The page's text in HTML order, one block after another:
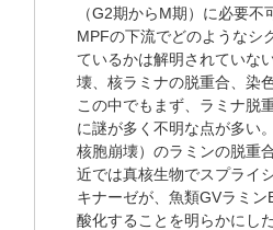
（G2期からM期）に必要不
MPFの下流でどのようなシ
ているかは解明されていな
壊、核ラミナの脱重合、染
この中でもまず、ラミナ脱
に謎が多く不明な点が多い
核胞崩壊）のラミンの脱重
近では真核生物でスプライ
キナーゼが、魚類GVラミ
酸化することを明らかにし